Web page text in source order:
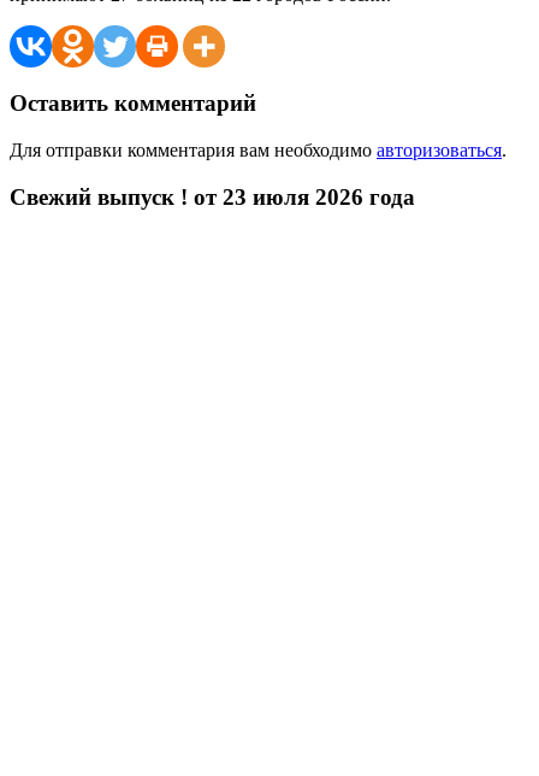
Оставить комментарий
Для отправки комментария вам необходимо авторизоваться.
Свежий выпуск ! от 23 июля 2026 года